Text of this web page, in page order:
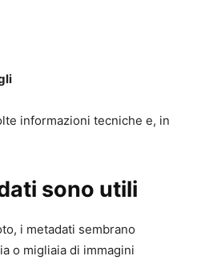
informazioni tecniche e, in
sono utili
i metadati sembrano
o migliaia di immagini